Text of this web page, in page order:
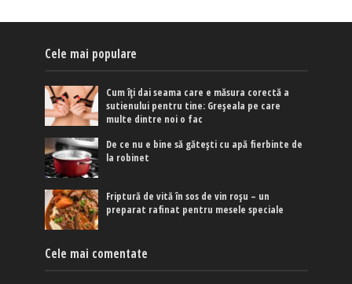
Cele mai populare
Cum îți dai seama care e măsura corectă a
sutienului pentru tine: Greșeala pe care
multe dintre noi o fac
De ce nu e bine să gătești cu apă fierbinte de
la robinet
Friptură de vită în sos de vin roșu – un
preparat rafinat pentru mesele speciale
Cele mai comentate